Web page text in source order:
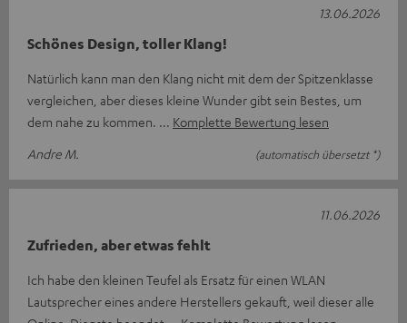
Schönes Design, toller Klang!
Natürlich kann man den Klang nicht mit dem der Spitzenklasse
vergleichen, aber dieses kleine Wunder gibt sein Bestes, um
dem nahe zu kommen.
Komplette Bewertung lesen
Andre M.
(automatisch übersetzt *)
13.06.2026
Zufrieden, aber etwas fehlt
Ich habe den kleinen Teufel als Ersatz für einen WLAN
Lautsprecher eines andere Herstellers gekauft, weil dieser alle
11.06.2026